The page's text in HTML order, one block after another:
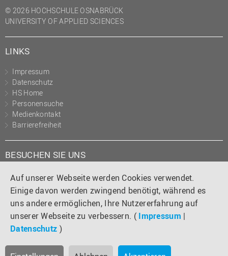
Auf unserer Webseite werden Cookies verwendet.
Einige davon werden zwingend benötigt, während es
uns andere ermöglichen, Ihre Nutzererfahrung auf
unserer Webseite zu verbessern. ( Impressum |
Datenschutz )
© 2026 HOCHSCHULE OSNABRÜCK
UNIVERSITY OF APPLIED SCIENCES
LINKS
Impressum
Datenschutz
HS Home
Personensuche
Medienkontakt
Barrierefreiheit
BESUCHEN SIE UNS
Instagram
TiktokLinkedIn
YouTube
Facebook